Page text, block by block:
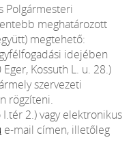
Polgármesteri
meghatározott
megtehető:
idejében
Kossuth L. u. 28.)
szervezeti
rögzíteni.
2.) vagy elektronikus
e-mail címen, illetőleg